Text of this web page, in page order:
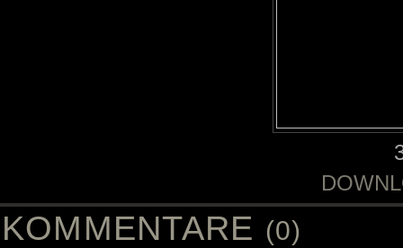
KOMMENTARE (0)